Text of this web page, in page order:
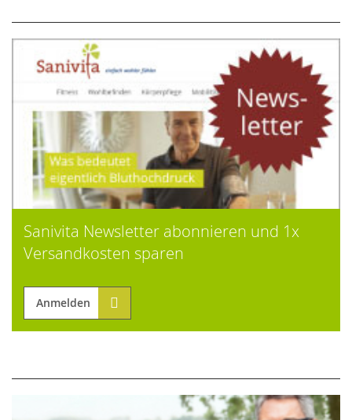
Sanivita Newsletter abonnieren und 1x
Versandkosten sparen
Anmelden